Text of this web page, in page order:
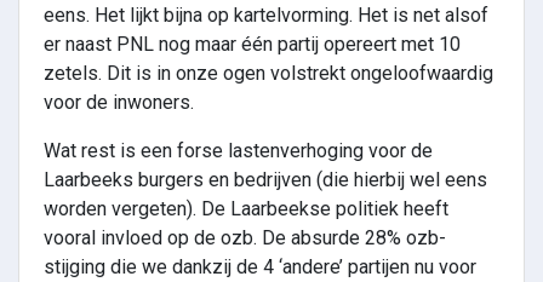
eens. Het lijkt bijna op kartelvorming. Het is net alsof
er naast PNL nog maar één partij opereert met 10
zetels. Dit is in onze ogen volstrekt ongeloofwaardig
voor de inwoners.
Wat rest is een forse lastenverhoging voor de
Laarbeeks burgers en bedrijven (die hierbij wel eens
worden vergeten). De Laarbeekse politiek heeft
vooral invloed op de ozb. De absurde 28% ozb-
stijging die we dankzij de 4 ‘andere’ partijen nu voor